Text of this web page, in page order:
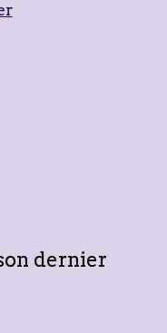
dernier